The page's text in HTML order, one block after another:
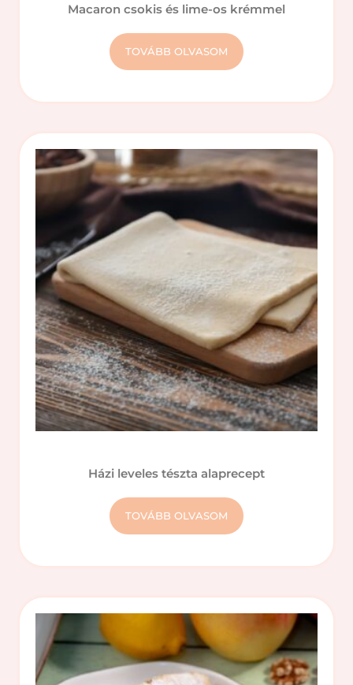
Macaron csokis és lime-os krémmel
TOVÁBB OLVASOM
Házi leveles tészta alaprecept
TOVÁBB OLVASOM